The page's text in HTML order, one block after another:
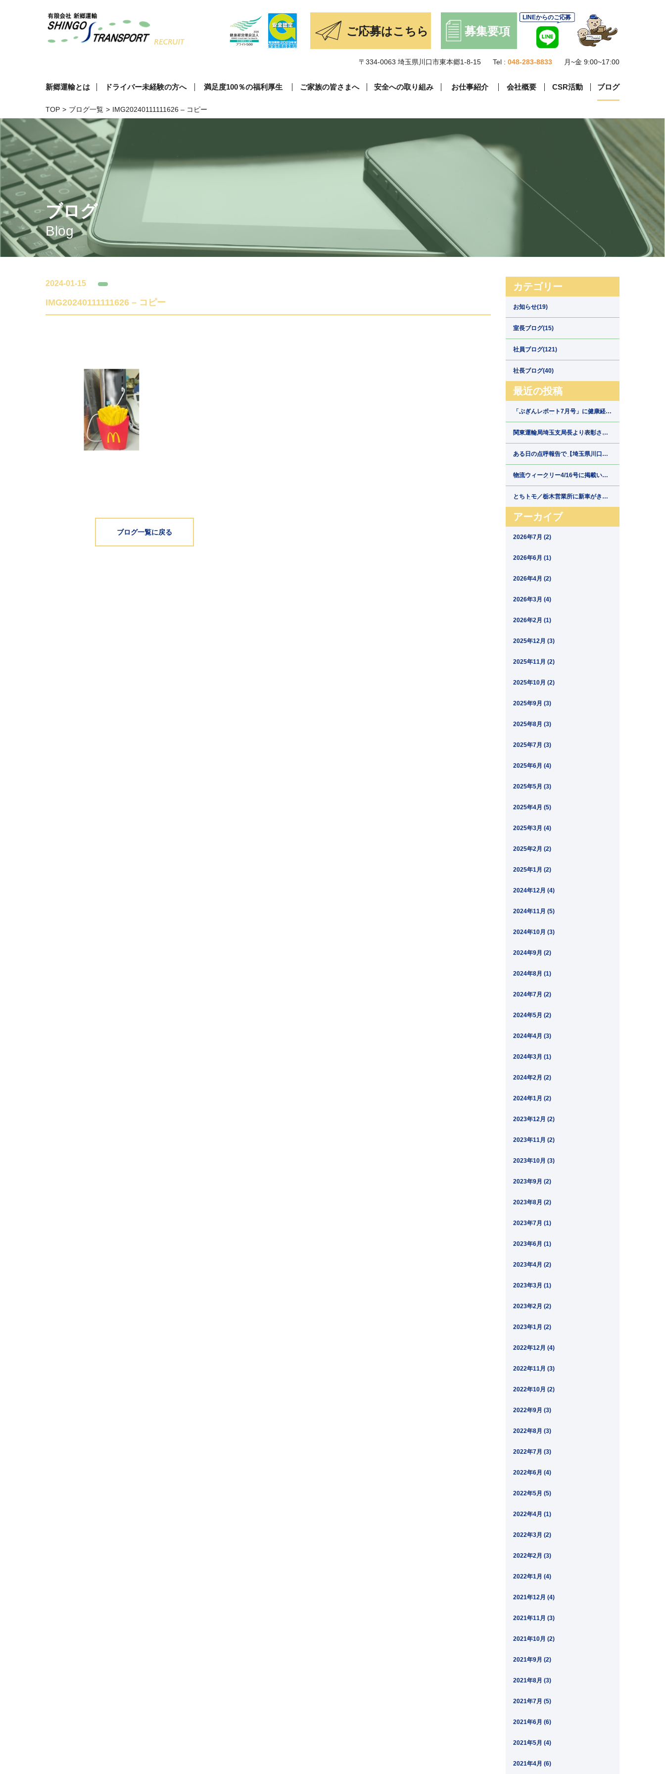
〒334-0063 埼玉県川口市東本郷1-8-15 Tel : 048-283-8833 月~金 9:00~17:00
新郷運輸とは ドライバー未経験の方へ 満足度100％の福利厚生 ご家族の皆さまへ 安全への取り組み お仕事紹介 会社概要 CSR活動 ブログ
TOP > ブログ一覧 > IMG20240111111626 – コピー
ブログ
Blog
2024-01-15
IMG20240111111626 – コピー
ブログ一覧に戻る
カテゴリー
お知らせ(19)
室長ブログ(15)
社員ブログ(121)
社長ブログ(40)
最近の投稿
「ぶぎんレポート7月号」に健康経営
川口市の運送会社新郷運輸】
関東運輸局埼玉支局長より表彰され
郷運輸】
ある日の点呼報告で【埼玉県川口市
物流ウィークリー4/16号に掲載いた
社新郷運輸】
とちトモ／栃木営業所に新車がきま
運輸】
アーカイブ
2026年7月 (2)
2026年6月 (1)
2026年4月 (2)
2026年3月 (4)
2026年2月 (1)
2025年12月 (3)
2025年11月 (2)
2025年10月 (2)
2025年9月 (3)
2025年8月 (3)
2025年7月 (3)
2025年6月 (4)
2025年5月 (3)
2025年4月 (5)
2025年3月 (4)
2025年2月 (2)
2025年1月 (2)
2024年12月 (4)
2024年11月 (5)
2024年10月 (3)
2024年9月 (2)
2024年8月 (1)
2024年7月 (2)
2024年5月 (2)
2024年4月 (3)
2024年3月 (1)
2024年2月 (2)
2024年1月 (2)
2023年12月 (2)
2023年11月 (2)
2023年10月 (3)
2023年9月 (2)
2023年8月 (2)
2023年7月 (1)
2023年6月 (1)
2023年4月 (2)
2023年3月 (1)
2023年2月 (2)
2023年1月 (2)
2022年12月 (4)
2022年11月 (3)
2022年10月 (2)
2022年9月 (3)
2022年8月 (3)
2022年7月 (3)
2022年6月 (4)
2022年5月 (5)
2022年4月 (1)
2022年3月 (2)
2022年2月 (3)
2022年1月 (4)
2021年12月 (4)
2021年11月 (3)
2021年10月 (2)
2021年9月 (2)
2021年8月 (3)
2021年7月 (5)
2021年6月 (6)
2021年5月 (4)
2021年4月 (6)